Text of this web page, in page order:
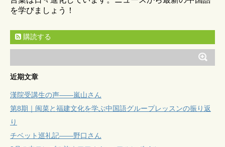
を学びましょう！
購読する
近期文章
漢院受講生の声——嵐山さん
第8期｜闽菜と福建文化を学ぶ中国語グループレッスンの振り返
り
チベット巡礼記——野口さん